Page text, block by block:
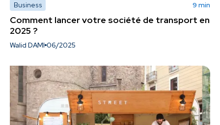
Business 9 min
Comment lancer votre société de transport en
2025 ?
Walid DAMI 06/2025